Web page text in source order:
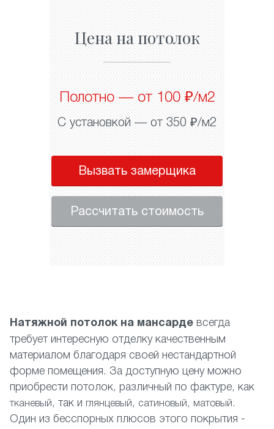
Цена на потолок
Полотно — от 100 ₽/м2
С установкой — от 350 ₽/м2
Вызвать замерщика
Рассчитать стоимость
Натяжной потолок на мансарде всегда
требует интересную отделку качественным
материалом благодаря своей нестандартной
форме помещения. За доступную цену можно
приобрести потолок, различный по фактуре, как
тканевый , так и глянцевый , сатиновый , матовый .
Один из бесспорных плюсов этого покрытия -